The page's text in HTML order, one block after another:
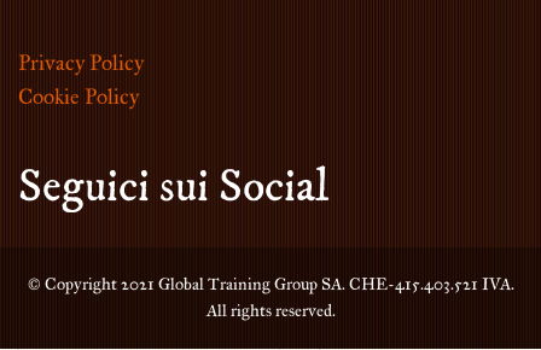
Privacy Policy
Cookie Policy
Seguici sui Social
© Copyright 2021 Global Training Group SA. CHE-415.403.521 IVA.
All rights reserved.